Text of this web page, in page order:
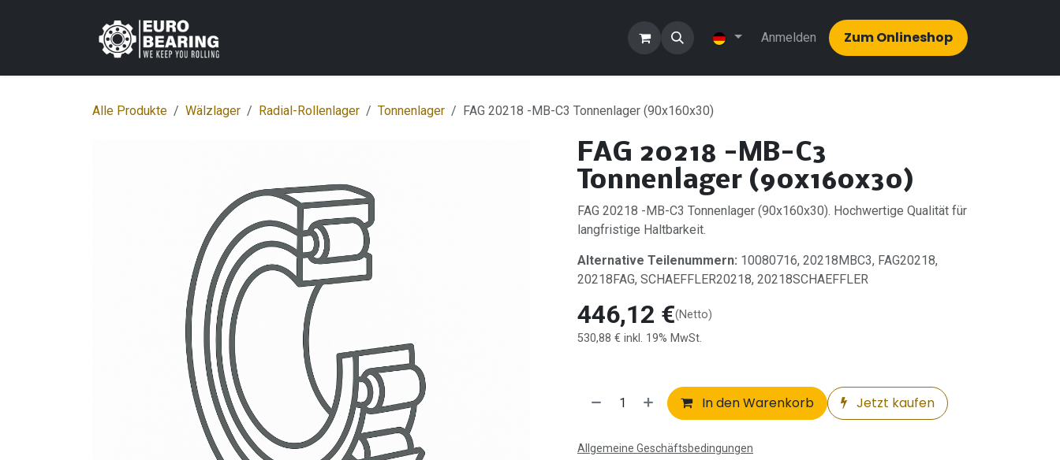
Anmelden Zum Onlinesh​​op
Alle Produkte Wälzlager Radial-Rollenlager Tonnenlager FAG 20218 -MB-C3 Tonnenlager (90x160x30)
FAG 20218 -MB-C3
Tonnenlager (90x160x30)
FAG 20218 -MB-C3 Tonnenlager (90x160x30). Hochwertige Qualität für
langfristige Haltbarkeit.
Alternative Teilenummern: 10080716, 20218MBC3, FAG20218,
20218FAG, SCHAEFFLER20218, 20218SCHAEFFLER
446,12 €(Netto)
530,88 € inkl. 19% MwSt.
In den Warenkorb Jetzt kaufen
Allgemeine Geschäftsbedingungen